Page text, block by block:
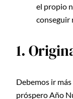
el propio
conseguir
1.
Debemos ir
próspero Año